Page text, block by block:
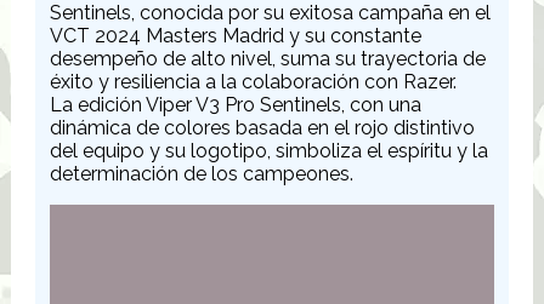
Sentinels, conocida por su exitosa campaña en el
VCT 2024 Masters Madrid y su constante
desempeño de alto nivel, suma su trayectoria de
éxito y resiliencia a la colaboración con Razer.
La edición Viper V3 Pro Sentinels, con una
dinámica de colores basada en el rojo distintivo
del equipo y su logotipo, simboliza el espíritu y la
determinación de los campeones.